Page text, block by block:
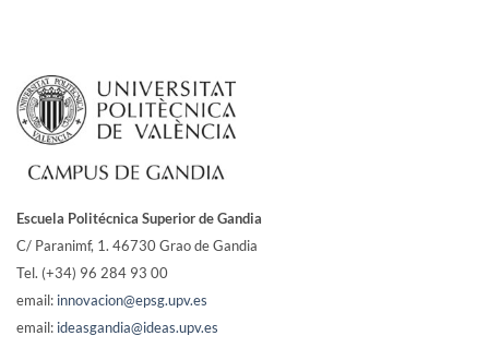
Escuela Politécnica Superior de Gandia
C/ Paranimf, 1. 46730 Grao de Gandia
Tel. (+34) 96 284 93 00
email: innovacion@epsg.upv.es
email: ideasgandia@ideas.upv.es